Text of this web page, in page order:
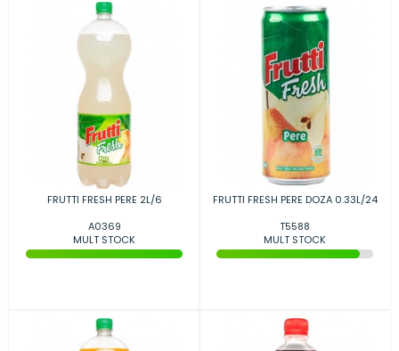
FRUTTI FRESH PERE 2L/6
A0369
MULT STOCK
FRUTTI FRESH PERE DOZA 0.33L/24
T5588
MULT STOCK